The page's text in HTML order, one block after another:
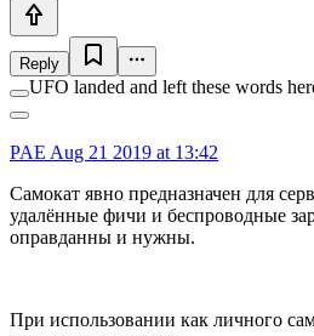
Reply
UFO landed and left these words
PAE Aug 21 2019 at 13:42
Самокат явно предназначен для
удалённые фичи и беспроводные
оправданны и нужны.
При использовании как личного